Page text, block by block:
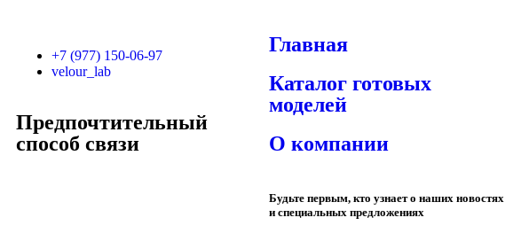
+7 (977) 150-06-97
velour_lab
Предпочтительный
способ связи
Главная
Каталог готовых
моделей
О компании
Будьте первым, кто узнает о наших новостях
и специальных предложениях